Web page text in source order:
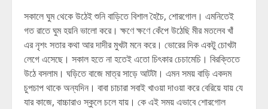
সকালে ঘুম থেকে উঠেই শুনি বাড়িতে বিশাল হৈচৈ, শোরগোল। এমনিতেই
গত রাতে ঘুম হয়নি ভালো করে। ক্ষণে ক্ষণে কেঁপে উঠেছি মীর মতলেব খাঁ
এর নৃশং সতার কথা আর দাদীর মুখটা মনে করে। ভোরের দিক একটু চোখটা
লেগে এসেছে। সকাল হতে না হতেই এতো চিৎকার চেচামেচি। বিরক্তিতে
উঠে বসলাম। ঘড়িতে বাজে মাত্র সাড়ে আটটা। এমন সময় বাড়ি একদম
চুপচাপ থাকে অন্যদিন। বাবা চাচারা সবাই খাওয়া দাওয়া করে বেরিয়ে যায় যে
যার কাজে, বাচ্চারাও স্কুলে চলে যায়। কে এই সময় এভাবে শোরগোল